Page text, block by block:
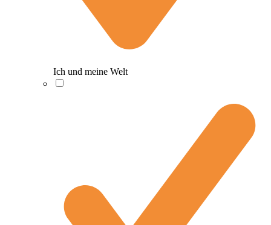
Ich und meine Welt